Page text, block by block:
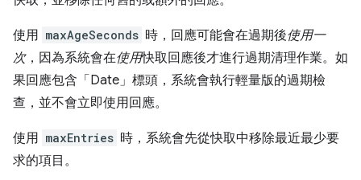
使用 maxAgeSeconds 時，回應可能會在過期後使用一
次，因為系統會在使用快取回應後才進行過期清理作業。如
果回應包含「Date」標頭，系統會執行輕量版的過期檢
查，並不會立即使用回應。
使用 maxEntries 時，系統會先從快取中移除最近最少要
求的項目。